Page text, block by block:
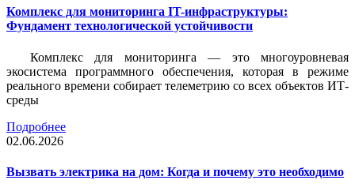
Комплекс для мониторинга IT-инфраструктуры:
Фундамент технологической устойчивости
Комплекс для мониторинга — это многоуровневая
экосистема программного обеспечения, которая в режиме
реального времени собирает телеметрию со всех объектов ИТ-
среды
Подробнее
02.06.2026
Вызвать электрика на дом: Когда и почему это необходимо